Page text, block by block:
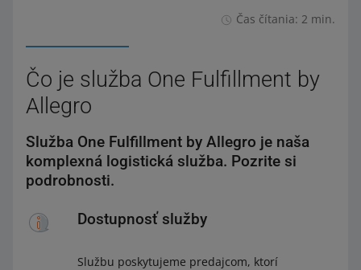
Čas čítania: 2 min.
Čo je služba One Fulfillment by
Allegro
Služba One Fulfillment by Allegro je naša
komplexná logistická služba. Pozrite si
podrobnosti.
Dostupnosť služby
Službu poskytujeme predajcom, ktorí